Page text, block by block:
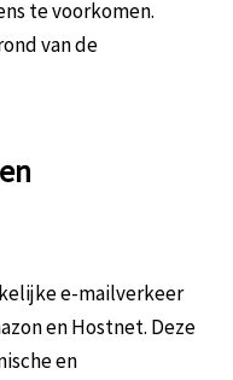
te voorkomen.
van de
e-mailverkeer
en Hostnet. Deze
en